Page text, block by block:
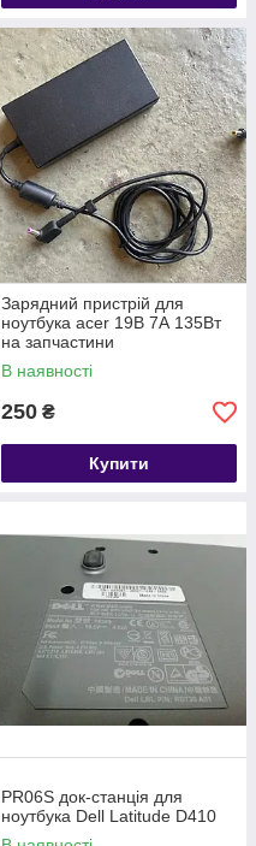
Зарядний пристрій для
ноутбука acer 19В 7А 135Вт
на запчастини
В наявності
250 ₴
Купити
PR06S док-станція для
ноутбука Dell Latitude D410